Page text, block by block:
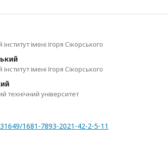
імені Ігоря Сікорського
імені Ігоря Сікорського
технічний університет
1681-7893-2021-42-2-5-11